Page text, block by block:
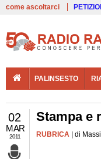
come ascoltarci
PALINSESTO
02
MAR
2011
Stampa e
RUBRICA | di